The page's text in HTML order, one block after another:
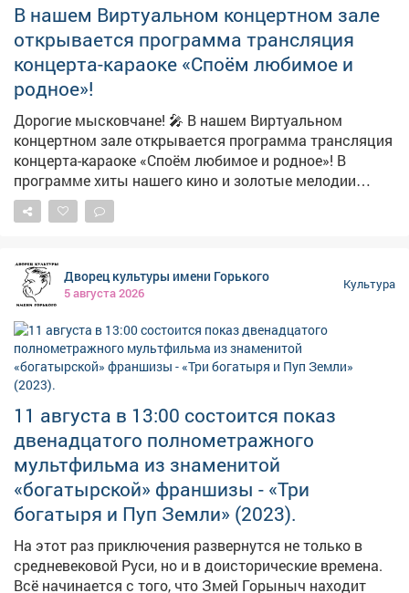
В нашем Виртуальном концертном зале
открывается программа трансляция
концерта-караоке «Споём любимое и
родное»!
Дорогие мысковчане! 🎤 В нашем Виртуальном
концертном зале открывается программа трансляция
концерта-караоке «Споём любимое и родное»! В
программе хиты нашего кино и золотые мелодии
советской и российской эстрады. 🎻 Атмосферу
праздника создадут харизматичные петербургские
Место проведения: Центральная городская
библиотека (Советская, 44). 📞 По вопросам
обращайтесь: 2-06-44.
Дворец культуры имени Горького
5 августа 2026
Культура
11 августа в 13:00 состоится показ
двенадцатого полнометражного
мультфильма из знаменитой
«богатырской» франшизы - «Три
богатыря и Пуп Земли» (2023).
На этот раз приключения развернутся не только в
средневековой Руси, но и в доисторические времена.
Всё начинается с того, что Змей Горыныч находит